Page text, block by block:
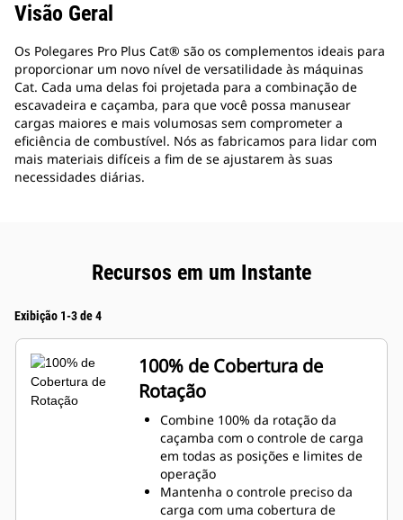
Visão Geral
Os Polegares Pro Plus Cat® são os complementos ideais para
proporcionar um novo nível de versatilidade às máquinas
Cat. Cada uma delas foi projetada para a combinação de
escavadeira e caçamba, para que você possa manusear
cargas maiores e mais volumosas sem comprometer a
eficiência de combustível. Nós as fabricamos para lidar com
mais materiais difíceis a fim de se ajustarem às suas
necessidades diárias.
Recursos em um Instante
Exibição 1-3 de 4
100% de Cobertura de
Rotação
Combine 100% da rotação da
caçamba com o controle de carga
em todas as posições e limites de
operação
Mantenha o controle preciso da
carga com uma cobertura de